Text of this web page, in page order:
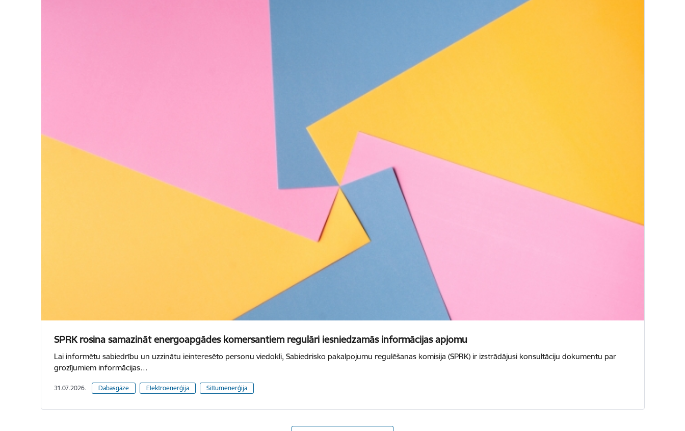
SPRK rosina samazināt energoapgādes komersantiem regulāri iesniedzamās informācijas apjomu
Lai informētu sabiedrību un uzzinātu ieinteresēto personu viedokli, Sabiedrisko pakalpojumu regulēšanas komisija (SPRK) ir izstrādājusi konsultāciju dokumentu par
grozījumiem informācijas…
31.07.2026. Dabasgāze Elektroenerģija Siltumenerģija